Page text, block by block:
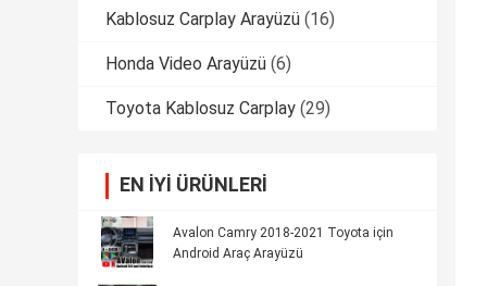
Kablosuz Carplay Arayüzü (16)
Honda Video Arayüzü (6)
Toyota Kablosuz Carplay (29)
EN IYI ÜRÜNLERI
Avalon Camry 2018-2021 Toyota için
Android Araç Arayüzü